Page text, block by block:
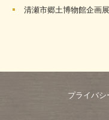
清瀬市郷土博物館企画
プライバ